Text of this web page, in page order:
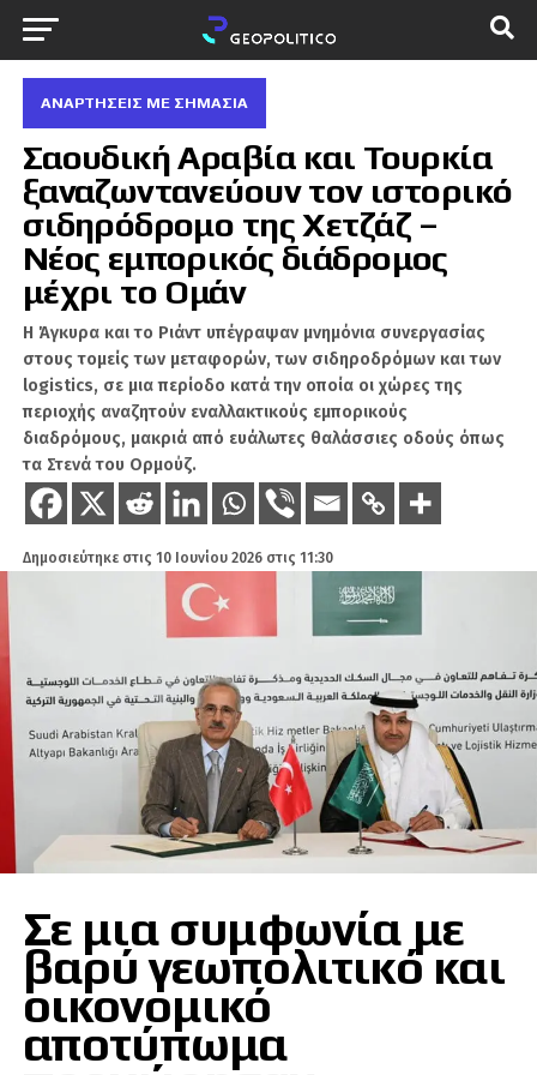
ΑΝΑΡΤΗΣΕΙΣ ΜΕ ΣΗΜΑΣΙΑ
Σαουδική Αραβία και Τουρκία
ξαναζωντανεύουν τον ιστορικό
σιδηρόδρομο της Χετζάζ –
Νέος εμπορικός διάδρομος
μέχρι το Ομάν
Η Άγκυρα και το Ριάντ υπέγραψαν μνημόνια συνεργασίας
στους τομείς των μεταφορών, των σιδηροδρόμων και των
logistics, σε μια περίοδο κατά την οποία οι χώρες της
περιοχής αναζητούν εναλλακτικούς εμπορικούς
διαδρόμους, μακριά από ευάλωτες θαλάσσιες οδούς όπως
τα Στενά του Ορμούζ.
Δημοσιεύτηκε στις 10 Ιουνίου 2026 στις 11:30
Σε μια συμφωνία με
βαρύ γεωπολιτικό και
οικονομικό
αποτύπωμα